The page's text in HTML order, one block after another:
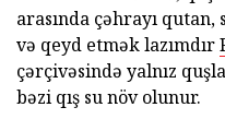
arasında çəhrayı
və qeyd etmək lazımdır
çərçivəsində yalnız
bəzi qış su növ olunur.